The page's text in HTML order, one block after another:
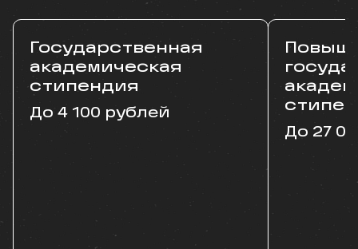
Государственная
академическая
стипендия
До 4 100 рублей
До 27